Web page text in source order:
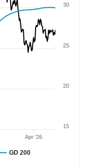
GD 200
Apr '26
15
20
25
30